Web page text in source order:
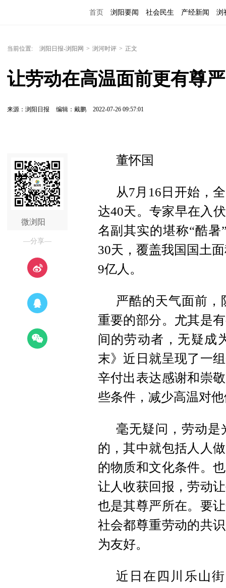
首页 浏阳要闻 社会民生 产经新闻 浏
当前位置: 浏阳日报-浏阳网 > 浏河时评 > 正文
让劳动在高温面前更有尊严
来源：浏阳日报 编辑：戴鹏 2022-07-26 09:57:01
微浏阳
—分享—
董怀国
从7月16日开始，
达40天。专家早在入
名副其实的堪称“酷
30天，覆盖我国国土
9亿人。
严酷的天气面前
重要的部分。尤其是
间的劳动者，无疑成
末》近日就呈现了一
辛付出表达感谢和崇
些条件，减少高温对
毫无疑问，劳动
的，其中就包括人人
的物质和文化条件。
让人收获回报，劳动
也是其尊严所在。要
社会都尊重劳动的共
为友好。
近日在四川乐山